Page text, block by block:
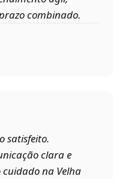
combinado.
satisfeito.
clara e
na Velha